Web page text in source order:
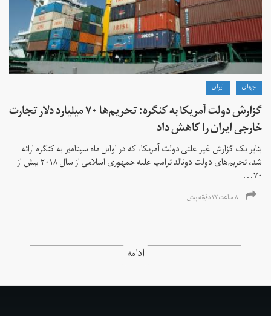
جهان ايران
گزارش دولت آمریکا به کنگره: تحریم‌ها ۷۰ میلیارد دلار تجارت
خارجی ایران را کاهش داد
بنابر یک گزارش غیر علنی دولت آمریکا، که در اوایل ماه سپتامبر به کنگره ارائه
شد، تحریم‌های دولت دونالد ترامپ علیه جمهوری اسلامی از سال ۲۰۱۸ بیش از
۷۰...
۸ ساعت ۲۲ دقیقه پیش
ادامه